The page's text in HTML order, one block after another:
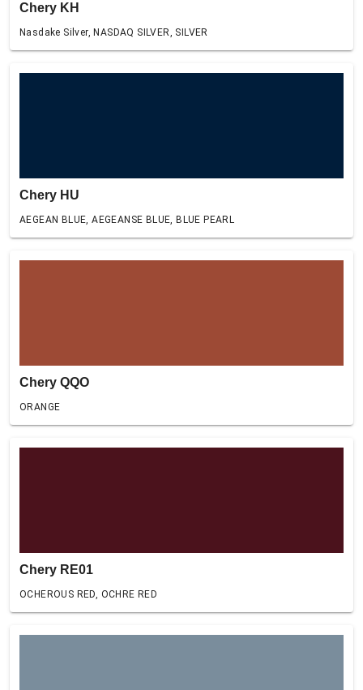
Chery KH
Nasdake Silver, NASDAQ SILVER, SILVER
Chery HU
AEGEAN BLUE, AEGEANSE BLUE, BLUE PEARL
Chery QQO
ORANGE
Chery RE01
OCHEROUS RED, OCHRE RED